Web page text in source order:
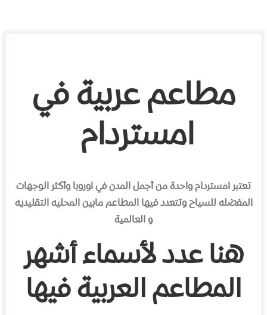
مطاعمعربيةفي
امستردام
تعتبرامستردامواحدةمنأجملالمدنفياوروباوأكثرالوجهات
المفضلهللسياحوتتعددفيهاالمطاعممابينالمحليهالتقليديه
والعالمية
هناعددلأسماءأشهر
المطاعمالعربيةفيها